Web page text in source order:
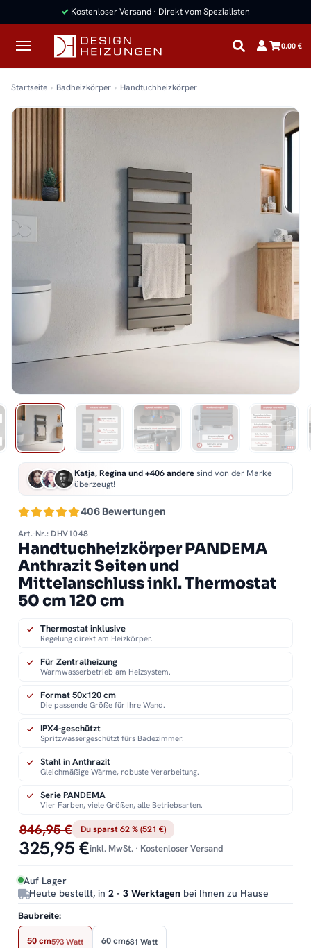
✓ Kostenloser Versand · Direkt vom Spezialisten
0,00 €
Startseite Badheizkörper Handtuchheizkörper
406 Bewertungen
Katja, Regina und +406 anderesind von der Marke
überzeugt!
Art.-Nr.: DHV1048
Handtuchheizkörper PANDEMA
Anthrazit Seiten und
Mittelanschluss inkl. Thermostat
50 cm 120 cm
846,95 € Du sparst 62 % (521 €)
325,95 €inkl. MwSt. · Kostenloser Versand
Auf Lager
Heute bestellt, in 2 - 3 Werktagen bei Ihnen zu Hause
Thermostat inklusive
Regelung direkt am Heizkörper.
Für Zentralheizung
Warmwasserbetrieb am Heizsystem.
Format 50x120 cm
Die passende Größe für Ihre Wand.
IPX4-geschützt
Spritzwassergeschützt fürs Badezimmer.
Stahl in Anthrazit
Gleichmäßige Wärme, robuste Verarbeitung.
Serie PANDEMA
Vier Farben, viele Größen, alle Betriebsarten.
Baubreite:
50 cm593 Watt 60 cm681 Watt